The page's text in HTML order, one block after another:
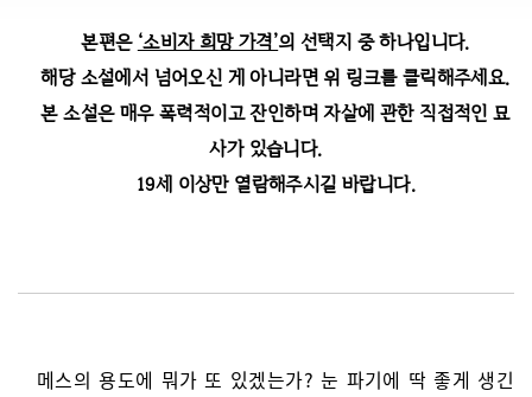
본편은 ‘소비자 희망 가격’의 선택지 중 하나입니다.
해당 소설에서 넘어오신 게 아니라면 위 링크를 클릭해주세요.
본 소설은 매우 폭력적이고 잔인하며 자살에 관한 직접적인 묘
사가 있습니다.
19세 이상만 열람해주시길 바랍니다.
메스의 용도에 뭐가 또 있겠는가? 눈 파기에 딱 좋게 생긴